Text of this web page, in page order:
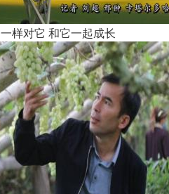
样对它 和它一起成长